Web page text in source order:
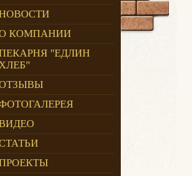
КОМПАНИИ
"ЕДЛИН
ХЛЕБ"